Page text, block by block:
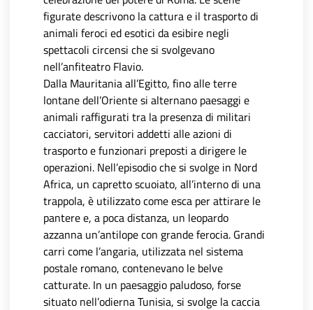
figurate descrivono la cattura e il trasporto di
animali feroci ed esotici da esibire negli
spettacoli circensi che si svolgevano
nell’anfiteatro Flavio.
Dalla Mauritania all’Egitto, fino alle terre
lontane dell’Oriente si alternano paesaggi e
animali raffigurati tra la presenza di militari
cacciatori, servitori addetti alle azioni di
trasporto e funzionari preposti a dirigere le
operazioni. Nell’episodio che si svolge in Nord
Africa, un capretto scuoiato, all’interno di una
trappola, è utilizzato come esca per attirare le
pantere e, a poca distanza, un leopardo
azzanna un’antilope con grande ferocia. Grandi
carri come l’angaria, utilizzata nel sistema
postale romano, contenevano le belve
catturate. In un paesaggio paludoso, forse
situato nell’odierna Tunisia, si svolge la caccia